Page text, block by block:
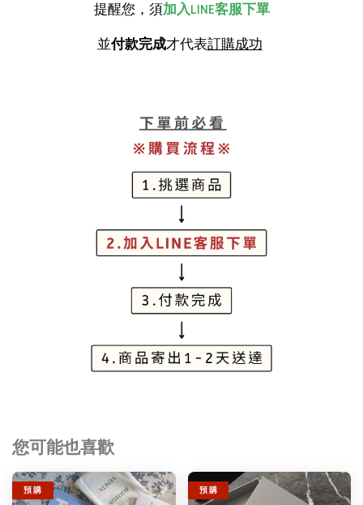
提醒您，須加入LINE客服下單
並付款完成才代表訂購成功
您可能也喜歡
預 購 預 購